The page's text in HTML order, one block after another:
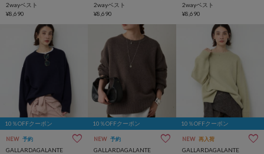
2wayベスト
¥8,690
2wayベスト
¥8,690
2wayベスト
¥8,690
10％OFFクーポン
NEW 予約
GALLARDAGALANTE
10％OFFクーポン
NEW 予約
GALLARDAGALANTE
10％OFFクーポン
NEW 再入荷
GALLARDAGALANTE